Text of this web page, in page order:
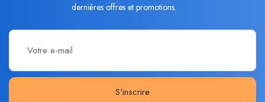
dernières offres et promotions.
S'inscrire